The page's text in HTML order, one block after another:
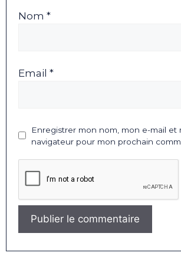
Nom *
Email *
Enregistrer mon nom, mon e-mail et
navigateur pour mon prochain